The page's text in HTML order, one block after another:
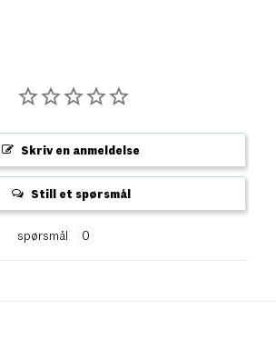
Skriv en anmeldelse
Still et spørsmål
spørsmål